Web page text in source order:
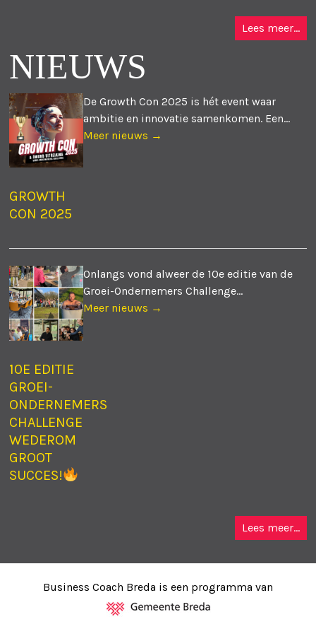
Lees meer...
NIEUWS
GROWTH
CON 2025
De Growth Con 2025 is hét event waar
ambitie en innovatie samenkomen. Een...
Meer nieuws →
10E EDITIE
GROEI-
ONDERNEMERS
CHALLENGE
WEDEROM
GROOT
SUCCES!
Onlangs vond alweer de 10e editie van de
Groei-Ondernemers Challenge...
Meer nieuws →
Lees meer...
Business Coach Breda is een programma van